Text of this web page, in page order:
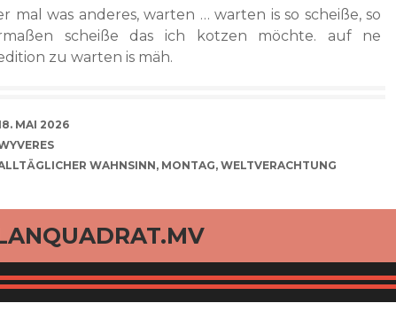
mal was anderes, warten … warten is so scheiße, so
scheiße das ich kotzen möchte. auf ne
zu warten is mäh.
MAI 2026
WAHNSINN, MONTAG, WELTVERACHTUNG